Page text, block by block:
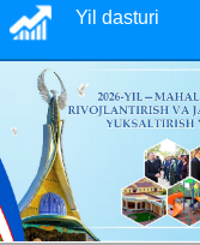
Yil dasturi